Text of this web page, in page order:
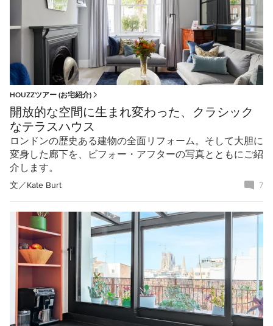
HOUZZツアー (お宅紹介)
開放的な空間に生まれ変わった、クラシック
なテラスハウス
ロンドンの歴史ある建物の全面リフォーム。そして大胆に
変身した廊下を、ビフォー・アフターの写真とともにご紹
介します。
文／Kate Burt 7